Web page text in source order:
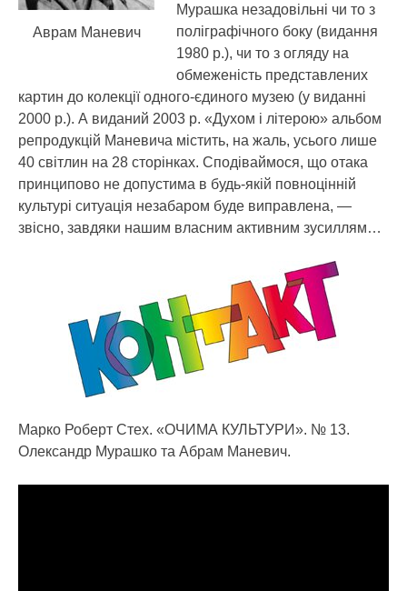
Аврам Маневич
Мурашка незадовільні чи то з
поліграфічного боку (видання
1980 р.), чи то з огляду на
обмеженість представлених
картин до колекції одного-єдиного музею (у виданні
2000 р.). А виданий 2003 р. «Духом і літерою» альбом
репродукцій Маневича містить, на жаль, усього лише
40 світлин на 28 сторінках. Сподіваймося, що отака
принципово не допустима в будь-якій повноцінній
культурі ситуація незабаром буде виправлена, —
звісно, завдяки нашим власним активним зусиллям…
Марко Роберт Стех. «ОЧИМА КУЛЬТУРИ». № 13.
Олександр Мурашко та Абрам Маневич.